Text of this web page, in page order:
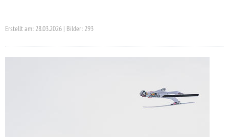
Erstellt am: 28.03.2026 | Bilder: 293